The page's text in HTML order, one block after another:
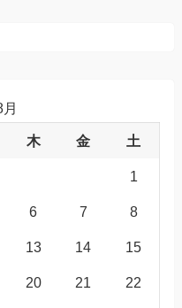
木 金 土
1
6 7 8
13 14 15
20 21 22